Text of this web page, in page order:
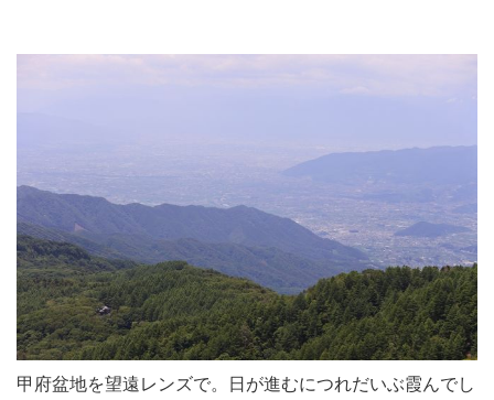
甲府盆地を望遠レンズで。日が進むにつれだいぶ霞んでし